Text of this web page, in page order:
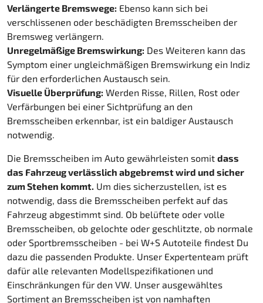
Verlängerte Bremswege: Ebenso kann sich bei
verschlissenen oder beschädigten Bremsscheiben der
Bremsweg verlängern.
Unregelmäßige Bremswirkung: Des Weiteren kann das
Symptom einer ungleichmäßigen Bremswirkung ein Indiz
für den erforderlichen Austausch sein.
Visuelle Überprüfung: Werden Risse, Rillen, Rost oder
Verfärbungen bei einer Sichtprüfung an den
Bremsscheiben erkennbar, ist ein baldiger Austausch
notwendig.
Die Bremsscheiben im Auto gewährleisten somit dass
das Fahrzeug verlässlich abgebremst wird und sicher
zum Stehen kommt. Um dies sicherzustellen, ist es
notwendig, dass die Bremsscheiben perfekt auf das
Fahrzeug abgestimmt sind. Ob belüftete oder volle
Bremsscheiben, ob gelochte oder geschlitzte, ob normale
oder Sportbremsscheiben - bei W+S Autoteile findest Du
dazu die passenden Produkte. Unser Expertenteam prüft
dafür alle relevanten Modellspezifikationen und
Einschränkungen für den VW. Unser ausgewähltes
Sortiment an Bremsscheiben ist von namhaften